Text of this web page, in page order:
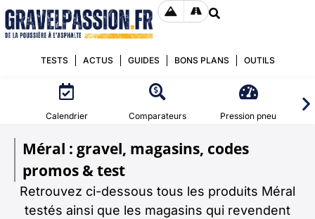
TESTS ACTUS GUIDES BONS PLANS OUTILS
Calendrier Comparateurs Pression pneu
Méral : gravel, magasins, codes
promos & test
Retrouvez ci-dessous tous les produits Méral
testés ainsi que les magasins qui revendent